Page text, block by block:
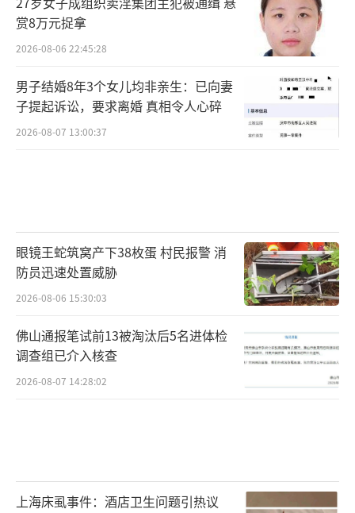
美元）、法国（9.89万美元）以及OECD成员国
的平均值（10.84万美元）。
一些批评人士认为，医疗人员实际上是担
忧扩招计划将导致他们的高收入减少。
道，“这也是韩国普通民众对这一事件的基本
认知，所以尹锡悦政府才敢动用强有力的手段
去应对。”当然，对韩国医生团体而言，正是
此前李明博和文在寅政府时在最后关头的让
步，给了他们请辞的底气。
“韩国历史上过去几次医改均以失败告
持，给了尹锡悦政府强硬的底气。考虑到国会
赏8万元捉拿
2026-08-06 22:45:28
男子结婚8年3个女儿均非亲生：已向妻
子提起诉讼，要求离婚 真相令人心碎
2026-08-07 13:00:37
眼镜王蛇筑窝产下38枚蛋 村民报警 消
防员迅速处置威胁
2026-08-06 15:30:03
佛山通报笔试前13被淘汰后5名进体检
调查组已介入核查
2026-08-07 14:28:02
上海床虱事件：酒店卫生问题引热议